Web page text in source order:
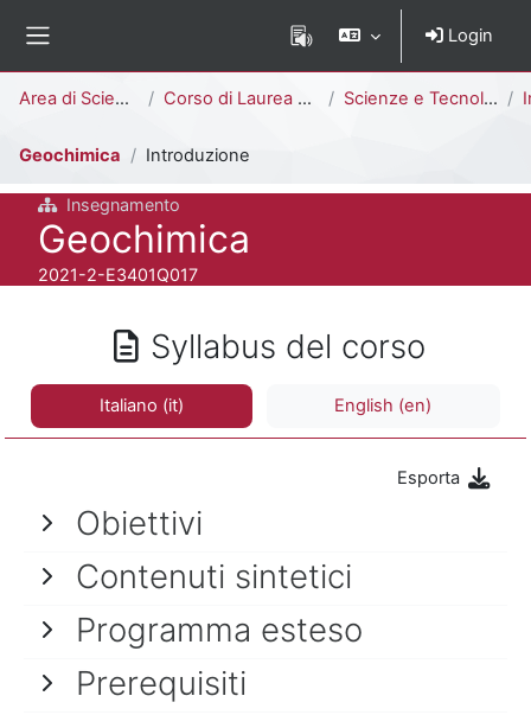
Login
Area di Scienze Corso di Laurea Triennale Scienze e Tecnologie Geologiche [E3402Q - E3401Q]
Geochimica Introduzione
Insegnamento
Titolo del corso
Geochimica
Codice identificativo del corso
2021-2-E3401Q017
Syllabus del corso
Italiano ‎(it)‎ English ‎(en)‎
Esporta
Obiettivi
Contenuti sintetici
Programma esteso
Prerequisiti